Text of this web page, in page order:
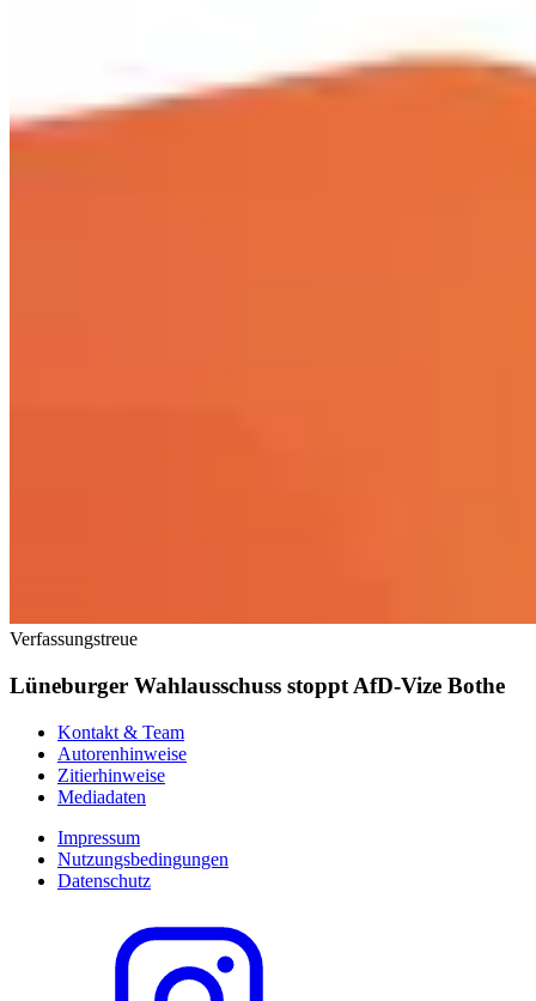
Verfassungstreue
Lüneburger Wahlausschuss stoppt AfD-Vize Bothe
Kontakt & Team
Autorenhinweise
Zitierhinweise
Mediadaten
Impressum
Nutzungsbedingungen
Datenschutz